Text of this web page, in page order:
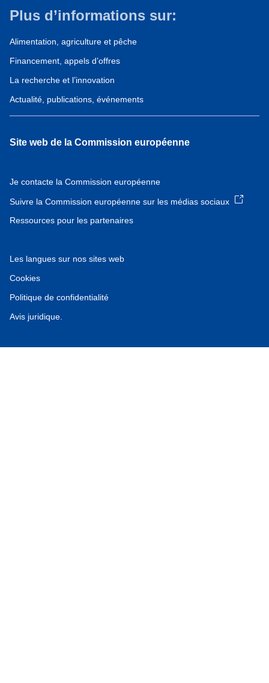
Plus d’informations sur:
Alimentation, agriculture et pêche
Financement, appels d’offres
La recherche et l’innovation
Actualité, publications, événements
Site web de la Commission européenne
Je contacte la Commission européenne
Suivre la Commission européenne sur les médias sociaux
Ressources pour les partenaires
Les langues sur nos sites web
Cookies
Politique de confidentialité
Avis juridique.